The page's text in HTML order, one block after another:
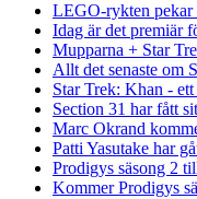
LEGO-rykten pekar
Idag är det premiär
Mupparna + Star
Allt det senaste om
Star Trek: Khan -
Section 31 har fått
Marc Okrand
Patti Yasutake har
Prodigys säsong 2
Kommer Prodigys